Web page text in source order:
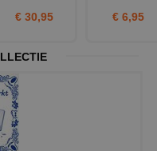
€ 30,95
€ 6,95